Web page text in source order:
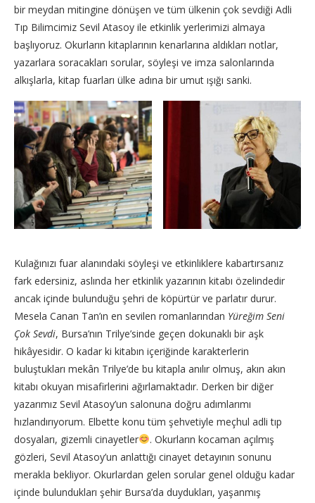
bir meydan mitingine dönüşen ve tüm ülkenin çok sevdiği Adli
Tıp Bilimcimiz Sevil Atasoy ile etkinlik yerlerimizi almaya
başlıyoruz. Okurların kitaplarının kenarlarına aldıkları notlar,
yazarlara soracakları sorular, söyleşi ve imza salonlarında
alkışlarla, kitap fuarları ülke adına bir umut ışığı sanki.
Kulağınızı fuar alanındaki söyleşi ve etkinliklere kabartırsanız
fark edersiniz, aslında her etkinlik yazarının kitabı özelindedir
ancak içinde bulunduğu şehri de köpürtür ve parlatır durur.
Mesela Canan Tan’ın en sevilen romanlarından Yüreğim Seni
Çok Sevdi, Bursa’nın Trilye’sinde geçen dokunaklı bir aşk
hikâyesidir. O kadar ki kitabın içeriğinde karakterlerin
buluştukları mekân Trilye’de bu kitapla anılır olmuş, akın akın
kitabı okuyan misafirlerini ağırlamaktadır. Derken bir diğer
yazarımız Sevil Atasoy’un salonuna doğru adımlarımı
hızlandırıyorum. Elbette konu tüm şehvetiyle meçhul adli tıp
dosyaları, gizemli cinayetler
. Okurların kocaman açılmış
gözleri, Sevil Atasoy’un anlattığı cinayet detayının sonunu
merakla bekliyor. Okurlardan gelen sorular genel olduğu kadar
içinde bulundukları şehir Bursa’da duydukları, yaşanmış